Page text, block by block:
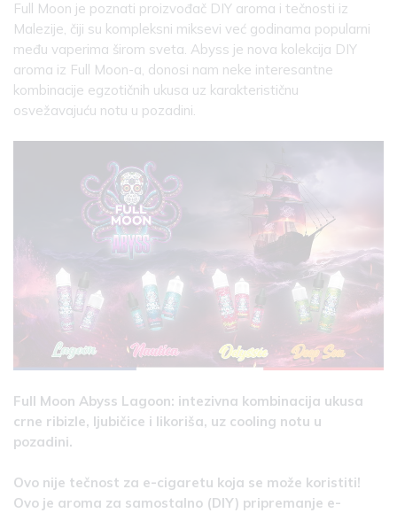
Full Moon je poznati proizvođač DIY aroma i tečnosti iz
Malezije, čiji su kompleksni miksevi već godinama popularni
među vaperima širom sveta. Abyss je nova kolekcija DIY
aroma iz Full Moon-a, donosi nam neke interesantne
kombinacije egzotičnih ukusa uz karakterističnu
osvežavajuću notu u pozadini.
Full Moon Abyss Lagoon: intezivna kombinacija ukusa
crne ribizle, ljubičice i likoriša, uz cooling notu u
pozadini.
Ovo nije tečnost za e-cigaretu koja se može koristiti!
Ovo je aroma za samostalno (DIY) pripremanje e-